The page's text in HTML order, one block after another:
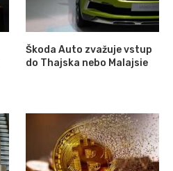
Škoda Auto zvažuje vstup
do Thajska nebo Malajsie